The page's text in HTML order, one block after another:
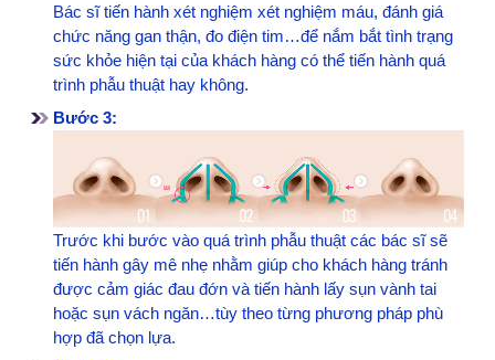
Bác sĩ tiến hành xét nghiệm xét nghiệm máu, đánh giá
chức năng gan thận, đo điện tim…để nắm bắt tình trạng
sức khỏe hiện tại của khách hàng có thể tiến hành quá
trình phẫu thuật hay không.
Bước 3:
Trước khi bước vào quá trình phẫu thuật các bác sĩ sẽ
tiến hành gây mê nhẹ nhằm giúp cho khách hàng tránh
được cảm giác đau đớn và tiến hành lấy sụn vành tai
hoặc sụn vách ngăn…tùy theo từng phương pháp phù
hợp đã chọn lựa.